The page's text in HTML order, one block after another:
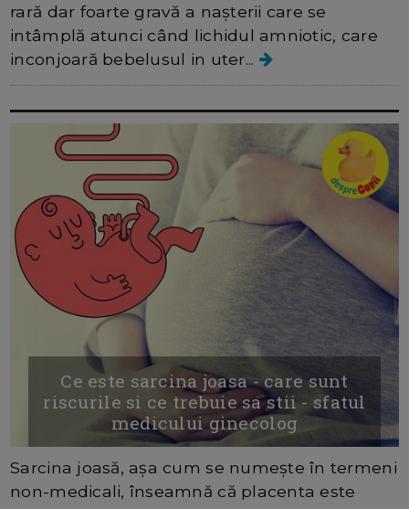
rară dar foarte gravă a nașterii care se
intâmplă atunci când lichidul amniotic, care
inconjoară bebelusul in uter...
Ce este sarcina joasa - care sunt
riscurile si ce trebuie sa stii - sfatul
medicului ginecolog
Sarcina joasă, așa cum se numește în termeni
non-medicali, înseamnă că placenta este